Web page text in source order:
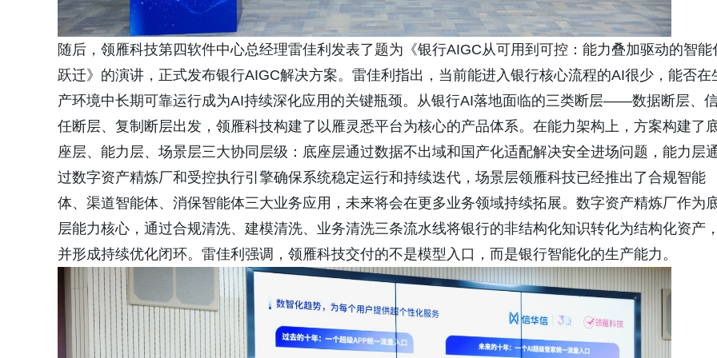
随后，领雁科技第四软件中心总经理雷佳利发表了题为《银行AIGC从可用到可控：能力叠加驱动的智能
跃迁》的演讲，正式发布银行AIGC解决方案。雷佳利指出，当前能进入银行核心流程的AI很少，能否在
产环境中长期可靠运行成为AI持续深化应用的关键瓶颈。从银行AI落地面临的三类断层——数据断层、
任断层、复制断层出发，领雁科技构建了以雁灵悉平台为核心的产品体系。在能力架构上，方案构建了
座层、能力层、场景层三大协同层级：底座层通过数据不出域和国产化适配解决安全进场问题，能力层
过数字资产精炼厂和受控执行引擎确保系统稳定运行和持续迭代，场景层领雁科技已经推出了合规智能
体、渠道智能体、消保智能体三大业务应用，未来将会在更多业务领域持续拓展。数字资产精炼厂作为
层能力核心，通过合规清洗、建模清洗、业务清洗三条流水线将银行的非结构化知识转化为结构化资产，
并形成持续优化闭环。雷佳利强调，领雁科技交付的不是模型入口，而是银行智能化的生产能力。